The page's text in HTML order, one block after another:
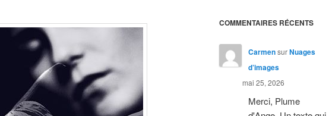
COMMENTAIRES RÉCENTS
CarmensurNuages
d’images
mai 25, 2026
Merci, Plume